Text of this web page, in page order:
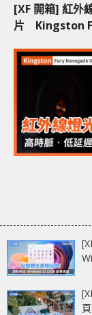
[XF 開箱] 紅外
片 Kingston